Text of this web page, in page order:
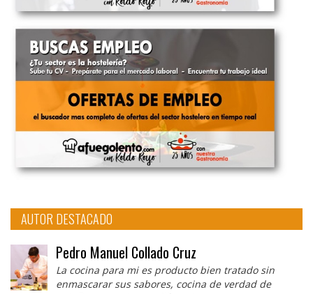
AUTOR DESTACADO
Pedro Manuel Collado Cruz
La cocina para mi es producto bien tratado sin
enmascarar sus sabores, cocina de verdad de